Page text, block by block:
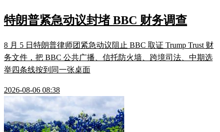
特朗普紧急动议封堵 BBC 财务调查
8 月 5 日特朗普律师团紧急动议阻止 BBC 取证 Trump Trust 财
务文件，把 BBC 公共广播、信托防火墙、跨境司法、中期选
举四条线按到同一张桌面
2026-08-06 08:38